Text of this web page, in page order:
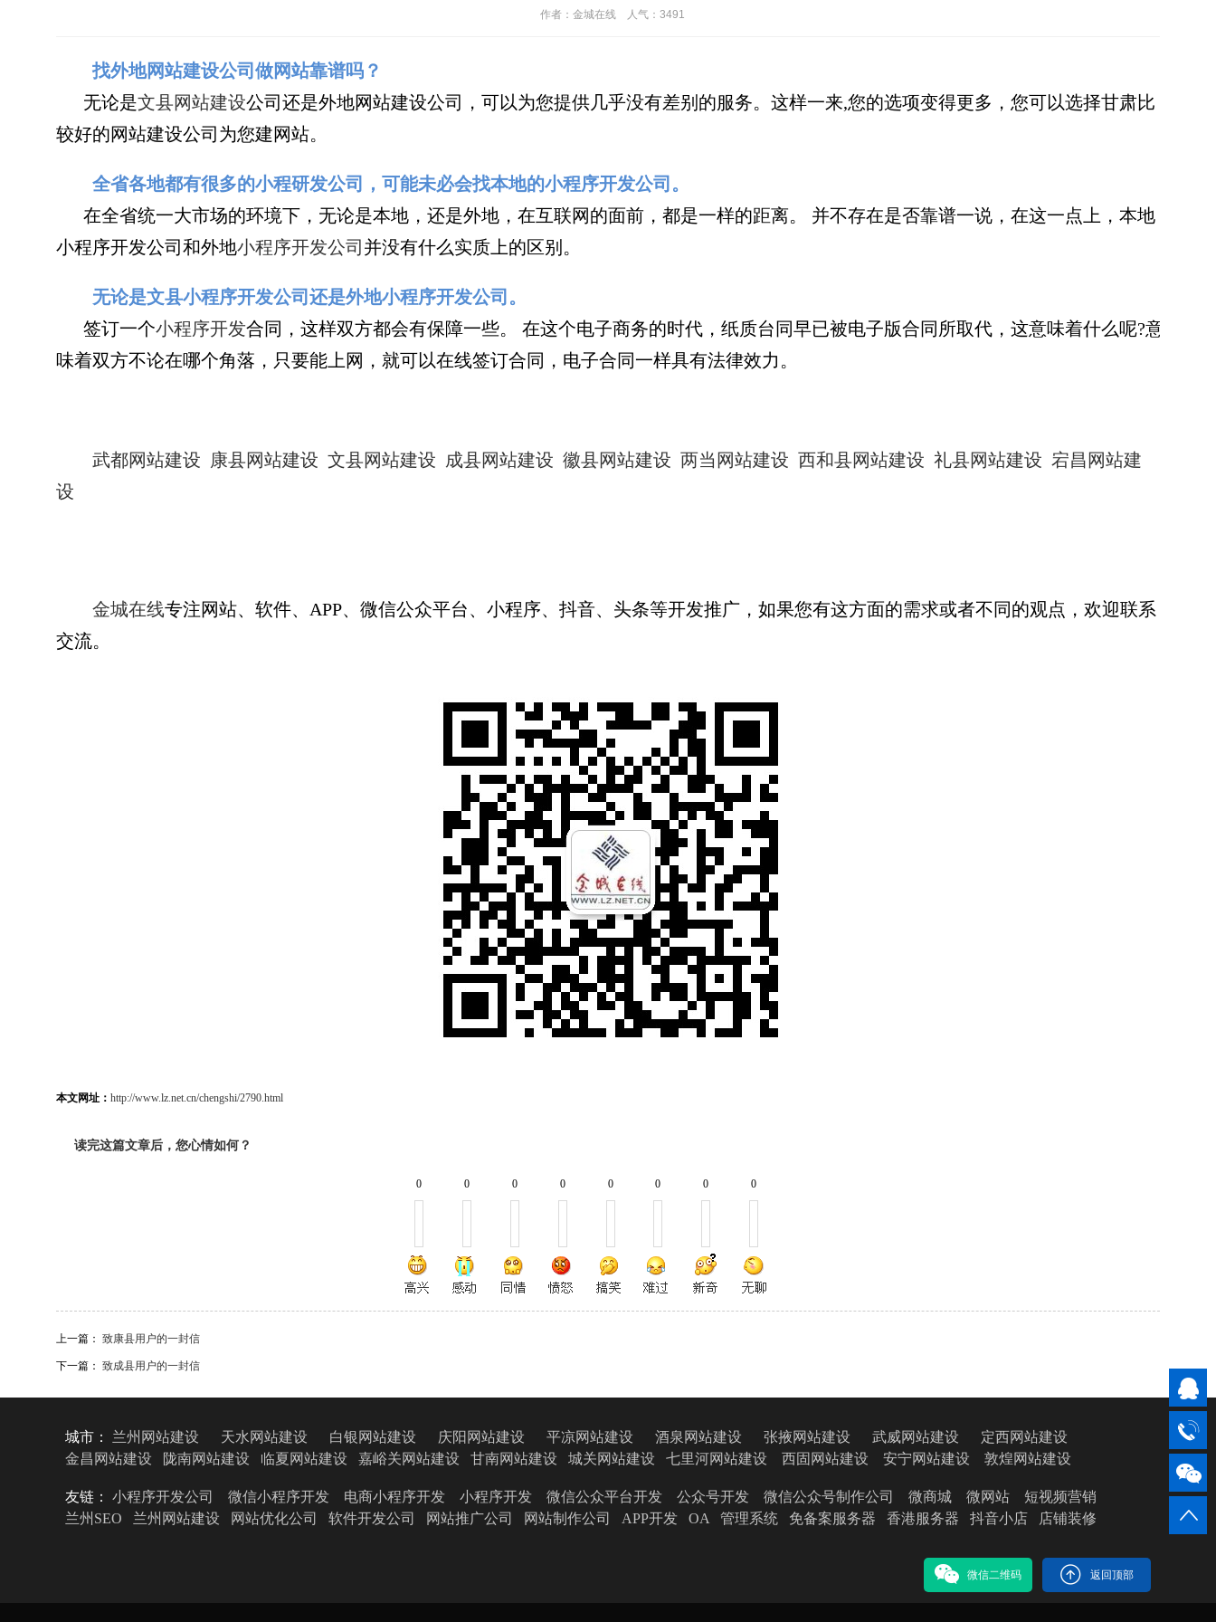
作者：金城在线 人气：3491
找外地网站建设公司做网站靠谱吗？
无论是文县网站建设公司还是外地网站建设公司，可以为您提供几乎没有差别的服务。这样一来,您的选项变得更多，您可以选择甘肃比
较好的网站建设公司为您建网站。
全省各地都有很多的小程研发公司，可能未必会找本地的小程序开发公司。
在全省统一大市场的环境下，无论是本地，还是外地，在互联网的面前，都是一样的距离。 并不存在是否靠谱一说，在这一点上，本地
小程序开发公司和外地小程序开发公司 并没有什么实质上的区别。
无论是文县小程序开发公司还是外地小程序开发公司。
签订一个小程序开发合同，这样双方都会有保障一些。 在这个电子商务的时代，纸质台同早已被电子版合同所取代，这意味着什么呢?意
味着双方不论在哪个角落，只要能上网，就可以在线签订合同，电子合同一样具有法律效力。
武都网站建设 康县网站建设 文县网站建设 成县网站建设 徽县网站建设 两当网站建设 西和县网站建设 礼县网站建设 宕昌网站建
设
金城在线专注网站、软件、APP、微信公众平台、小程序、抖音、头条等开发推广，如果您有这方面的需求或者不同的观点，欢迎联系
交流。
本文网址： http://www.lz.net.cn/chengshi/2790.html
读完这篇文章后，您心情如何？
0 0 0 0 0 0 0 0
上一篇： 致康县用户的一封信
下一篇： 致成县用户的一封信
城市： 兰州网站建设 天水网站建设 白银网站建设 庆阳网站建设 平凉网站建设 酒泉网站建设 张掖网站建设 武威网站建设
定西网站建设
金昌网站建设
陇南网站建设 临夏网站建设 嘉峪关网站建设 甘南网站建设 城关网站建设 七里河网站建设 西固网站建设 安宁网站建设 敦煌网站建设
友链： 小程序开发公司 微信小程序开发 电商小程序开发 小程序开发 微信公众平台开发 公众号开发 微信公众号制作公司 微商城 微网站
短视频营销
兰州SEO
兰州网站建设 网站优化公司 软件开发公司 网站推广公司 网站制作公司 APP开发 OA 管理系统 免备案服务器 香港服务器 抖音小店 店铺装修
微信二维码 返回顶部